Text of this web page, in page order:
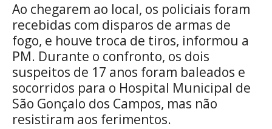
Ao chegarem ao local, os policiais foram
recebidas com disparos de armas de
fogo, e houve troca de tiros, informou a
PM. Durante o confronto, os dois
suspeitos de 17 anos foram baleados e
socorridos para o Hospital Municipal de
São Gonçalo dos Campos, mas não
resistiram aos ferimentos.